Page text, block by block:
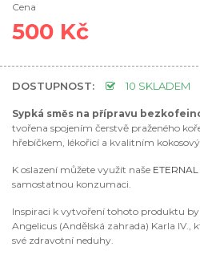
Cena
500 Kč
DOSTUPNOST: 10 SKLADEM
Sypká směs na přípravu
tvořena spojením čerstvě praženého
hřebíčkem, lékořicí a kvalitním
K oslazení můžete využít naše ETERNAL
samostatnou konzumaci.
Inspiraci k vytvoření tohoto produktu
Angelicus (Andělská zahrada) Karla IV.,
své zdravotní neduhy.